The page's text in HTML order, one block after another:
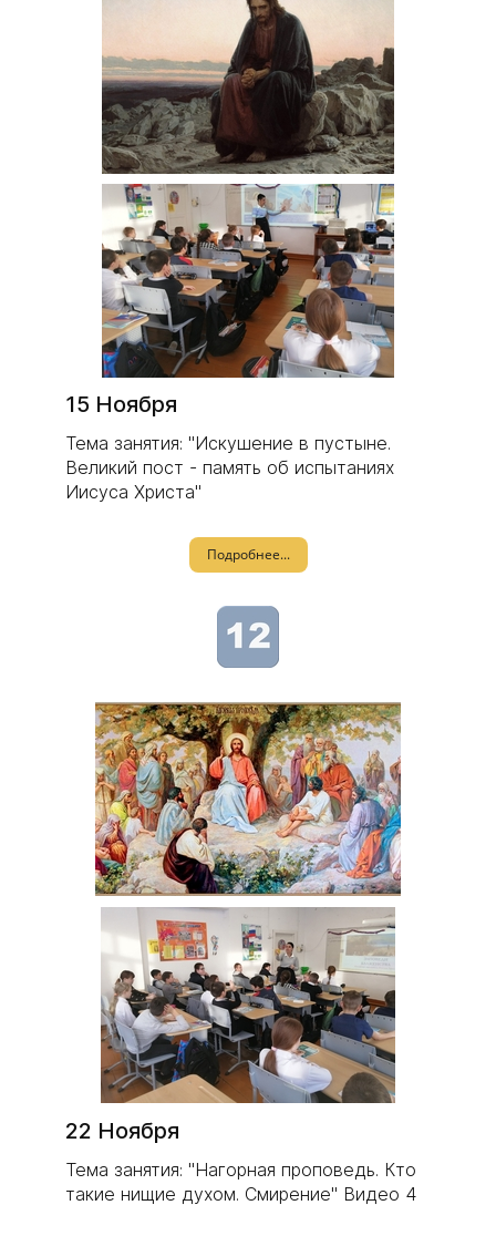
15 Ноября
Тема занятия: "Искушение в пустыне.
Великий пост - память об испытаниях
Иисуса Христа"
Подробнее...
22 Ноября
Тема занятия: "Нагорная проповедь. Кто
такие нищие духом. Смирение" Видео 4